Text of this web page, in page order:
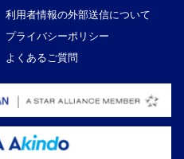
利用者情報の外部送信について
プライバシーポリシー
よくあるご質問